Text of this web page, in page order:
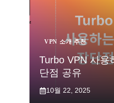
VPN 소개 추천
Turbo VPN 사용
단점 공유
10월 22, 2025